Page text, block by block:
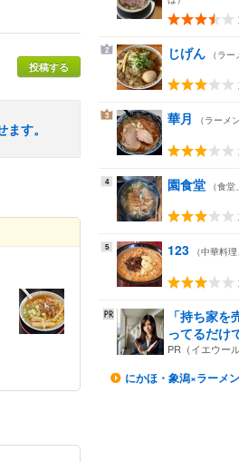
投稿する
す。
2 じげん （ラー
3 華月 （ラーメ
4 園食堂 （食
5 123 （中華料
「持ち家
ってるだけ
PR（イエウール
にかほ・象潟×ラーメン